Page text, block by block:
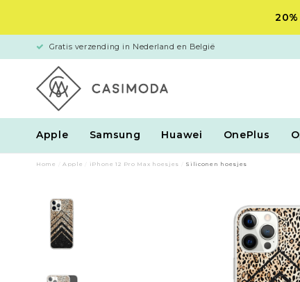
Gratis verzending in Nederland en België
Apple Samsung Huawei OnePlus
Home Apple iPhone 12 Pro Max hoesjes Siliconen hoesjes